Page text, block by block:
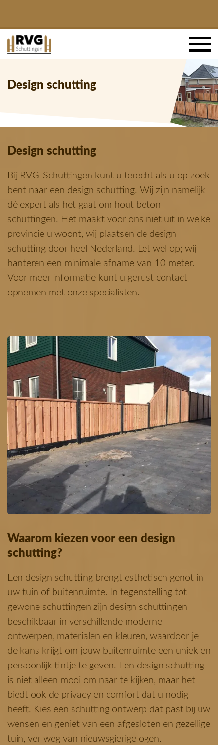
Design schutting
Design schutting
Bij RVG-Schuttingen kunt u terecht als u op zoek
bent naar een design schutting. Wij zijn namelijk
dé expert als het gaat om hout beton
schuttingen. Het maakt voor ons niet uit in welke
provincie u woont, wij plaatsen de design
schutting door heel Nederland. Let wel op; wij
hanteren een minimale afname van 10 meter.
Voor meer informatie kunt u gerust contact
opnemen met onze specialisten.
Waarom kiezen voor een design
schutting?
Een design schutting brengt esthetisch genot in
uw tuin of buitenruimte. In tegenstelling tot
gewone schuttingen zijn design schuttingen
beschikbaar in verschillende moderne
ontwerpen, materialen en kleuren, waardoor je
de kans krijgt om jouw buitenruimte een uniek en
persoonlijk tintje te geven. Een design schutting
is niet alleen mooi om naar te kijken, maar het
biedt ook de privacy en comfort dat u nodig
heeft. Kies een schutting ontwerp dat past bij uw
wensen en geniet van een afgesloten en gezellige
tuin, ver weg van nieuwsgierige ogen.